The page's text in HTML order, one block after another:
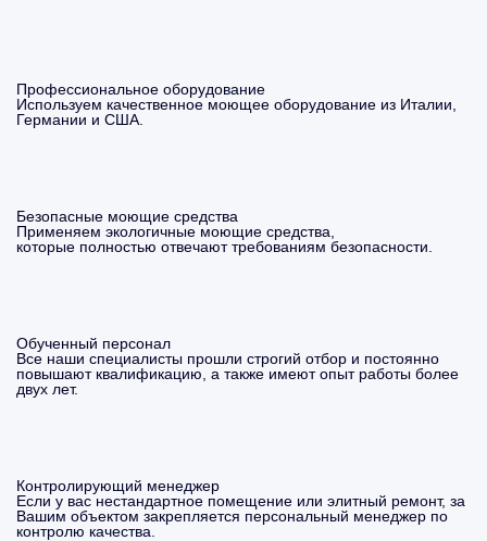
Профессиональное оборудование
Используем качественное моющее оборудование из Италии,
Германии и США.
Безопасные моющие средства
Применяем экологичные моющие средства,
которые полностью отвечают требованиям безопасности.
Обученный персонал
Все наши специалисты прошли строгий отбор и постоянно
повышают квалификацию, а также имеют опыт работы более
двух лет.
Контролирующий менеджер
Если у вас нестандартное помещение или элитный ремонт, за
Вашим объектом закрепляется персональный менеджер по
контролю качества.